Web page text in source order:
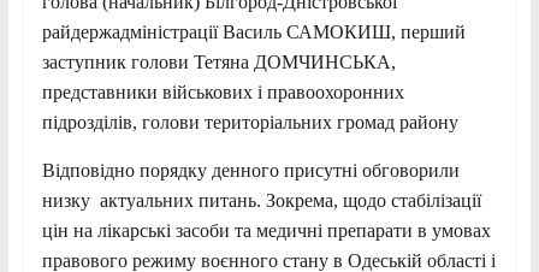
райдержадміністрації Василь САМОКИШ, перший
заступник голови Тетяна ДОМЧИНСЬКА,
представники військових і правоохоронних
підрозділів, голови територіальних громад району
Відповідно порядку денного присутні обговорили
низку актуальних питань. Зокрема, щодо стабілізації
цін на лікарські засоби та медичні препарати в умовах
правового режиму воєнного стану в Одеській області і